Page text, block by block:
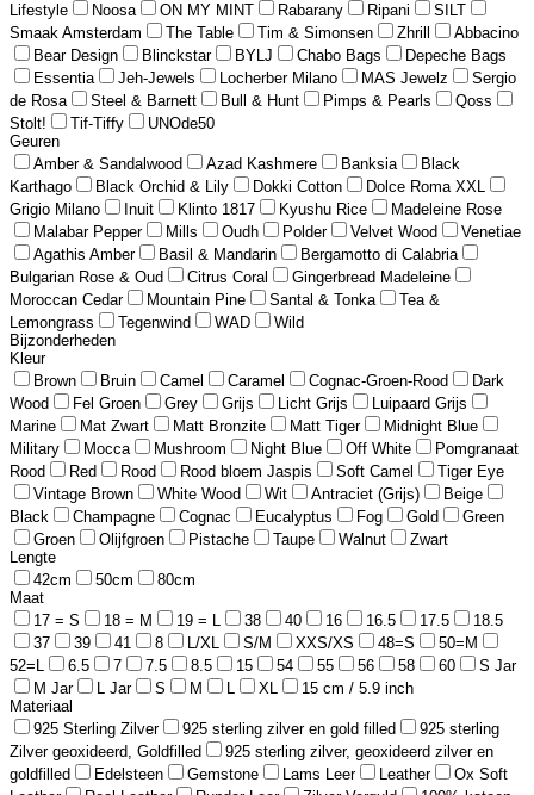
Lifestyle
Noosa ON MY MINT Rabarany Ripani
SILT
Smaak Amsterdam
The Table Tim & Simonsen Zhrill
Abbacino
Bear Design
Blinckstar BYLJ Chabo Bags
Depeche Bags
Essentia
Jeh-Jewels Locherber Milano MAS Jewelz
Sergio
de Rosa
Steel & Barnett Bull & Hunt Pimps & Pearls
Qoss
Stolt!
Tif-Tiffy
UNOde50
Geuren
Amber & Sandalwood
Azad Kashmere Banksia
Black
Karthago
Black Orchid & Lily Dokki Cotton
Dolce Roma XXL
Grigio Milano
Inuit Klinto 1817 Kyushu Rice
Madeleine Rose
Malabar Pepper
Mills Oudh Polder Velvet Wood
Venetiae
Agathis Amber
Basil & Mandarin
Bergamotto di Calabria
Bulgarian Rose & Oud
Citrus Coral
Gingerbread Madeleine
Moroccan Cedar
Mountain Pine Santal & Tonka
Tea &
Lemongrass
Tegenwind WAD
Wild
Bijzonderheden
Kleur
Brown
Bruin Camel Caramel Cognac-Groen-Rood
Dark
Wood
Fel Groen Grey Grijs Licht Grijs
Luipaard Grijs
Marine
Mat Zwart Matt Bronzite Matt Tiger
Midnight Blue
Military
Mocca Mushroom Night Blue Off White
Pomgranaat
Rood
Red Rood Rood bloem Jaspis Soft Camel
Tiger Eye
Vintage Brown
White Wood Wit Antraciet (Grijs)
Beige
Black
Champagne Cognac Eucalyptus Fog Gold
Green
Groen
Olijfgroen Pistache Taupe Walnut
Zwart
Lengte
42cm
50cm
80cm
Maat
17 = S
18 = M 19 = L 38 40 16 16.5 17.5
18.5
37
39 41 8 L/XL S/M XXS/XS 48=S
50=M
52=L
6.5 7 7.5 8.5 15 54 55 56 58 60
S Jar
M Jar
L Jar S M L XL
15 cm / 5.9 inch
Materiaal
925 Sterling Zilver
925 sterling zilver en gold filled
925 sterling
Zilver geoxideerd, Goldfilled
925 sterling zilver, geoxideerd zilver en
goldfilled
Edelsteen Gemstone Lams Leer Leather
Ox Soft